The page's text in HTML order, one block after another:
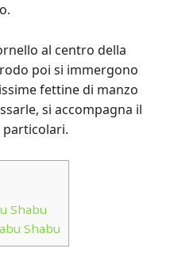
al centro della
poi si immergono
fettine di manzo
si accompagna il
Shabu
Shabu